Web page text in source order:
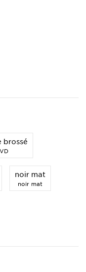
brossé
noir mat
noir mat